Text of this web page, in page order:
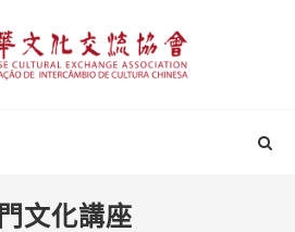
文化講座